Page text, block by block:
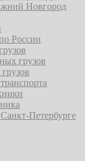
Новгород
России
грузов
Петербурге